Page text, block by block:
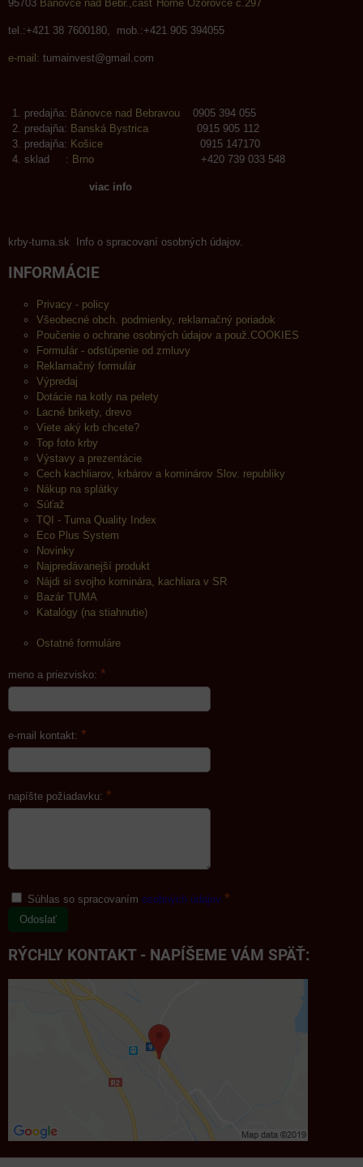
95703 Bánovce nad Bebr.,časť Horné Ozorovce č.297
tel.:+421 38 7600180, mob.:+421 905 394055
e-mail: tumainvest@gmail.com
predajňa: Bánovce nad Bebravou 0905 394 055
predajňa: Banská Bystrica 0915 905 112
predajňa: Košice 0915 147170
sklad : Brno +420 739 033 548
viac info
krby-tuma.sk Info o spracovaní osobných údajov.
INFORMÁCIE
Privacy - policy
Všeobecné obch. podmienky, reklamačný poriadok
Poučenie o ochrane osobných údajov a použ.COOKIES
Formulár - odstúpenie od zmluvy
Reklamačný formulár
Výpredaj
Dotácie na kotly na pelety
Lacné brikety, drevo
Viete aký krb chcete?
Top foto krby
Výstavy a prezentácie
Cech kachliarov, krbárov a kominárov Slov. republiky
Nákup na splátky
Súťaž
TQI - Tuma Quality Index
Eco Plus System
Novinky
Najpredávanejší produkt
Nájdi si svojho kominára, kachliara v SR
Bazár TUMA
Katalógy (na stiahnutie)
Ostatné formuláre
meno a priezvisko: *
e-mail kontakt: *
napíšte požiadavku: *
Súhlas so spracovaním osobných údajov *
Odoslať
RÝCHLY KONTAKT - NAPÍŠEME VÁM SPÄŤ: